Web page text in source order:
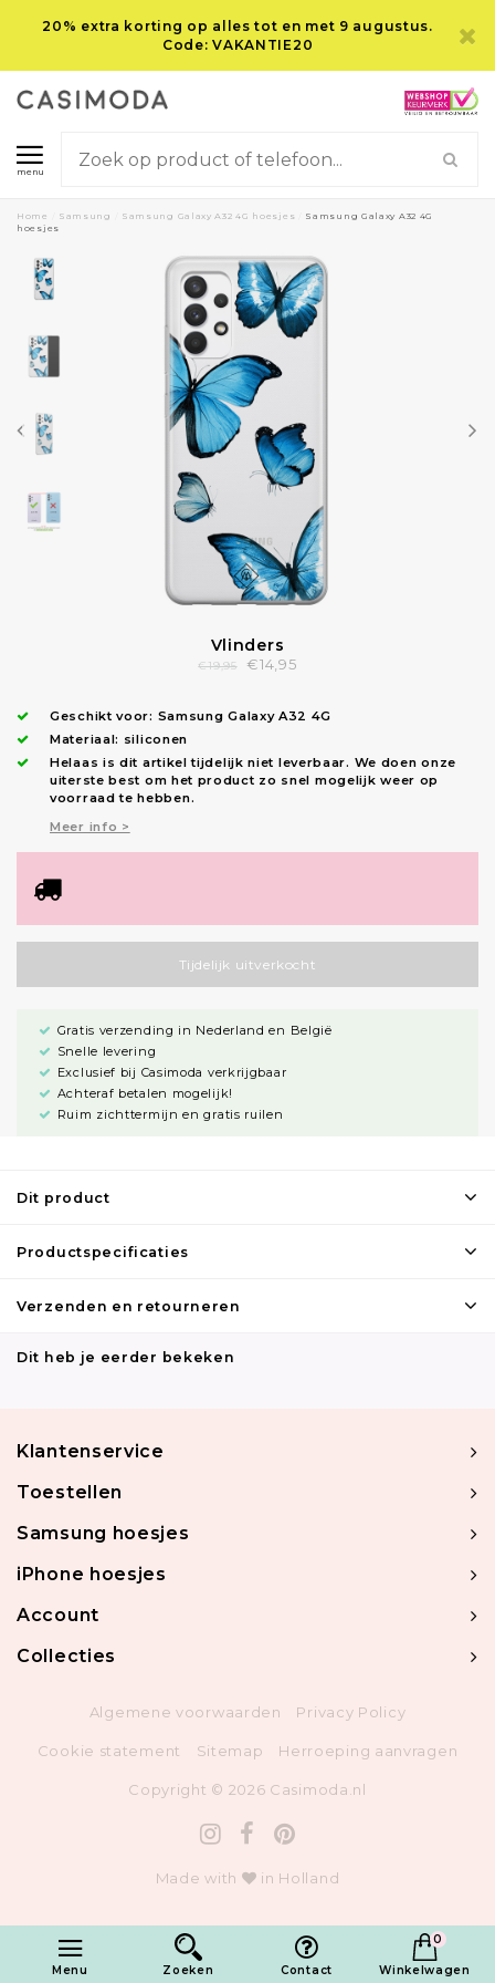
20% extra korting op alles tot en met 9 augustus.
Code: VAKANTIE20
menu
Menu Zoeken Contact
0
Winkelwagen
Home Samsung Samsung Galaxy A32 4G hoesjes
Samsung Galaxy A32 4G
hoesjes
Vlinders
€19,95 €14,95
Geschikt voor: Samsung Galaxy A32 4G
Materiaal: siliconen
Helaas is dit artikel tijdelijk niet leverbaar. We doen onze
uiterste best om het product zo snel mogelijk weer op
voorraad te hebben.
Meer info >
Tijdelijk uitverkocht
Gratis verzending in Nederland en België
Snelle levering
Exclusief bij Casimoda verkrijgbaar
Achteraf betalen mogelijk!
Ruim zichttermijn en gratis ruilen
Dit product
Productspecificaties
Verzenden en retourneren
Dit heb je eerder bekeken
Klantenservice
Toestellen
Samsung hoesjes
iPhone hoesjes
Account
Collecties
Algemene voorwaarden Privacy Policy
Cookie statement Sitemap Herroeping aanvragen
Copyright © 2026 Casimoda.nl
Made with in Holland